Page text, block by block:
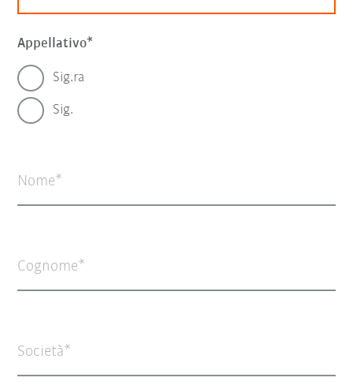
Appellativo
Sig.ra
Sig.
Nome
Cognome
Società